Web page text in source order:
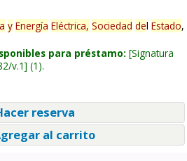
y Energía Eléctrica, Sociedad del Estado,
para préstamo: Signatura
v.1 (1).
reserva
al carrito